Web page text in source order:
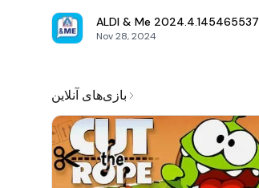
ALDI & Me 2024.4.145465537
Nov 28, 2024
بازی‌های آنلاین